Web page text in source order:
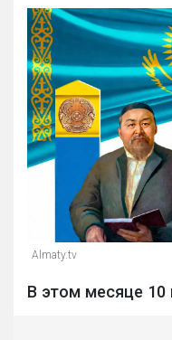
Almaty.tv
В этом месяце